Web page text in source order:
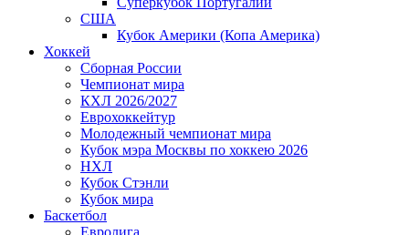
США
Кубок Америки (Копа Америка)
Хоккей
Сборная России
Чемпионат мира
КХЛ 2026/2027
Еврохоккейтур
Молодежный чемпионат мира
Кубок мэра Москвы по хоккею 2026
НХЛ
Кубок Стэнли
Кубок мира
Баскетбол
Евролига